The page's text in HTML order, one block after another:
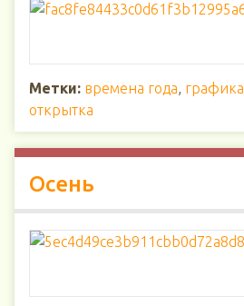
Метки: времена года, графика
открытка
Осень